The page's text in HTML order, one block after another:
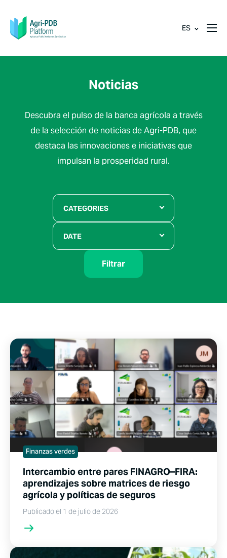
ES
Noticias
Descubra el pulso de la banca agrícola a través
de la selección de noticias de Agri-PDB, que
destaca las innovaciones e iniciativas que
impulsan la prosperidad rural.
CATEGORIES
DATE
Filtrar
Finanzas verdes
Intercambio entre pares FINAGRO–FIRA:
aprendizajes sobre matrices de riesgo
agrícola y políticas de seguros
Publicado el 1 de julio de 2026